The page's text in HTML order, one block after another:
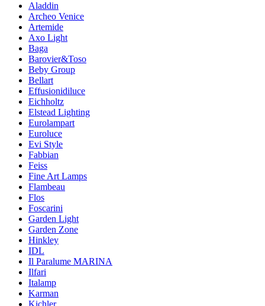
Aladdin
Archeo Venice
Artemide
Axo Light
Baga
Barovier&Toso
Beby Group
Bellart
Effusionidiluce
Eichholtz
Elstead Lighting
Eurolampart
Euroluce
Evi Style
Fabbian
Feiss
Fine Art Lamps
Flambeau
Flos
Foscarini
Garden Light
Garden Zone
Hinkley
IDL
Il Paralume MARINA
Ilfari
Italamp
Karman
Kichler